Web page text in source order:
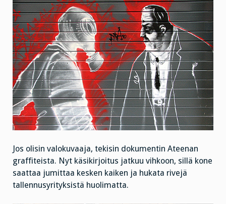
Jos olisin valokuvaaja, tekisin dokumentin Ateenan
graffiteista. Nyt käsikirjoitus jatkuu vihkoon, sillä kone
saattaa jumittaa kesken kaiken ja hukata rivejä
tallennusyrityksistä huolimatta.